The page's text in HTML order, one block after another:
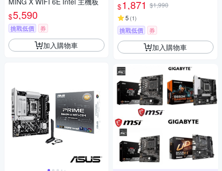
$5,590
挑戰低價 券
加入購物車
$1,871 $1,990
5 (1)
挑戰低價 券
加入購物車